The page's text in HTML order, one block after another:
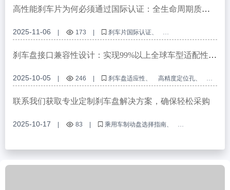
耐盐雾制动部件
高性能刹车片为何必须通过国际认证：全生命周期质量
2025-11-06 173
刹车片国际认证
VCA COP 审计要求
E-MARK认证标准
汽车制动系统质量控制
高性能刹车片
刹车盘接口兼容性设计：实现99%以上全球车型适配性的
2025-10-05 246 刹车盘适应性
高精度定位孔
E-mark认证
OEM刹车盘定制 制动系统接口兼容性
联系我们获取专业定制刹车盘解决方案，确保轻松采购
2025-10-17 83
乘用车制动盘选择指南